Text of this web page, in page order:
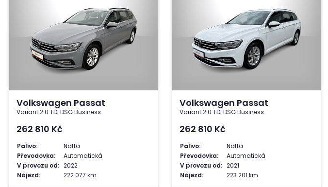
Volkswagen Passat
Variant 2.0 TDI DSG Business
262 810 Kč
Palivo:
Nafta
Převodovka:
Automatická
V provozu od: 2022
Nájezd:
222 077 km
Volkswagen Passat
Variant 2.0 TDI DSG Business
262 810 Kč
Palivo:
Nafta
Převodovka:
Automatická
V provozu od: 2021
Nájezd:
223 201 km